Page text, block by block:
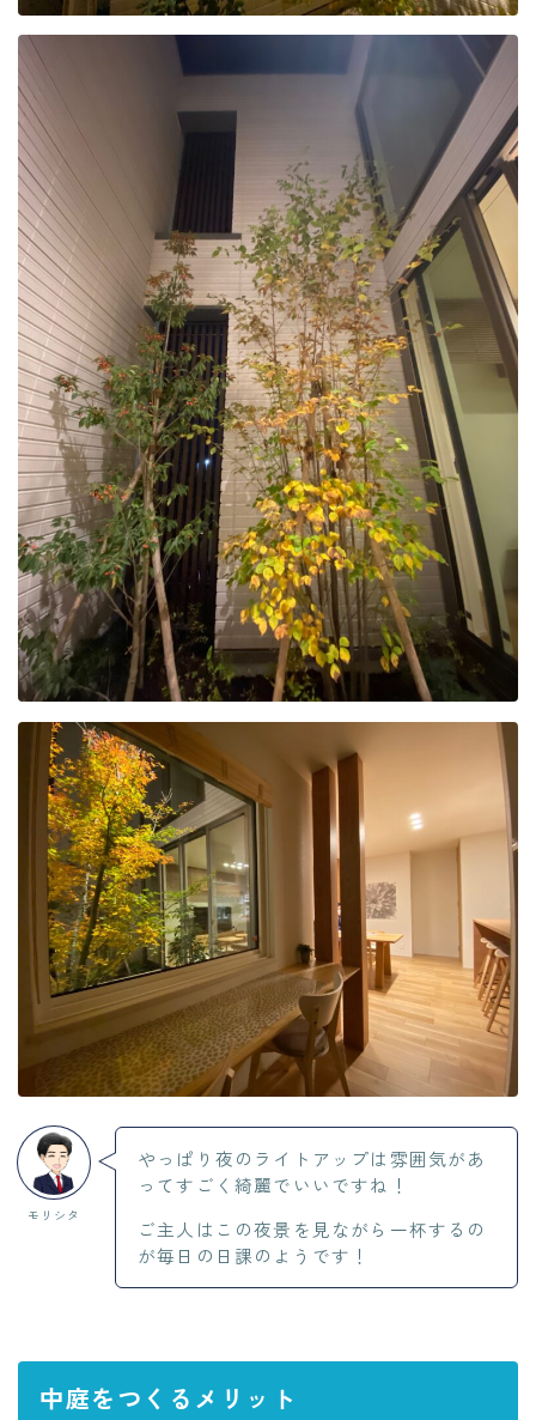
モリシタ
やっぱり夜のライトアップは雰囲気があ
ってすごく綺麗でいいですね！
ご主人はこの夜景を見ながら一杯するの
が毎日の日課のようです！
中庭をつくるメリット